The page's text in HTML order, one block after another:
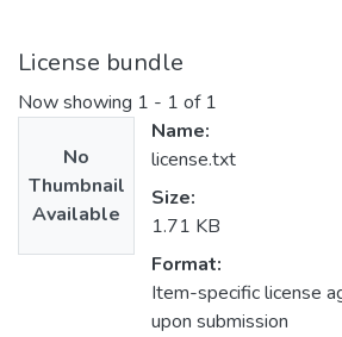
License bundle
Now showing 1 - 1 of 1
No
Thumbnail
Available
Name:
license.txt
Size:
1.71 KB
Format:
Item-specific license
upon submission